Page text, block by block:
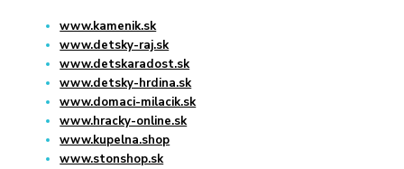
www.kamenik.sk
www.detsky-raj.sk
www.detskaradost.sk
www.detsky-hrdina.sk
www.domaci-milacik.sk
www.hracky-online.sk
www.kupelna.shop
www.stonshop.sk